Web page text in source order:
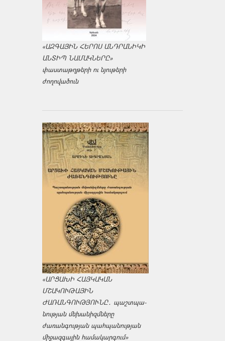
«ԱԶԳԱՅԻՆ ՀԵՐՈՍ ԱՆԴՐԱՆԻԿԻ
ԱՆՏԻՊ ՆԱՄԱԿՆԵՐԸ»
փաստաթղթերի ու նյութերի
ժողովածուն
«ԱՐՑԱԽԻ ՀԱՅԿԱԿԱՆ
ՄՇԱԿՈՒԹԱՅԻՆ
ԺԱՌԱՆԳՈՒԹՅՈՒՆԸ․ պաշտպա­
նության մեխանիզմները
ժառանգության պահպանության
միջազ­գային համակարգում»